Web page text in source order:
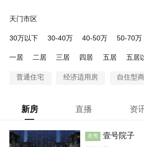
天门市区
30万以下 30-40万 40-50万 50-70万
一居
二居 三居 四居 五居 五居
普通住宅 经济适用房 自住型
新房 直播 资
在售 壹号院子